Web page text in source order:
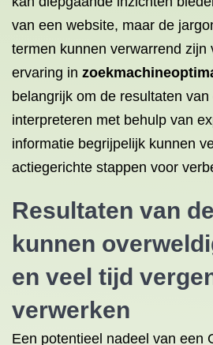
van een website, maar de
termen kunnen verwarrend zijn
ervaring in
belangrijk om de resultaten
interpreteren met behulp van
informatie begrijpelijk kunnen
actiegerichte stappen voor
Resultaten van
kunnen
en veel tijd
verwerken
Een potentieel nadeel van een